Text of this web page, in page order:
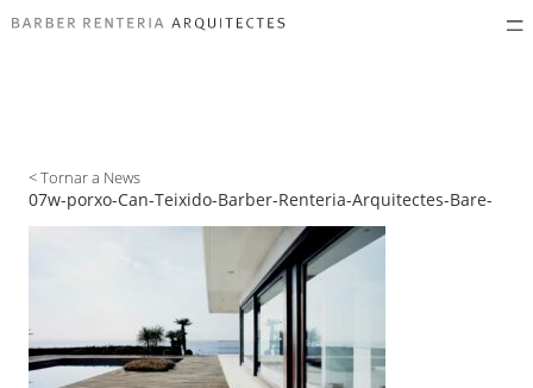
< Tornar a News
07w-porxo-Can-Teixido-Barber-Renteria-Arquitectes-Bare-